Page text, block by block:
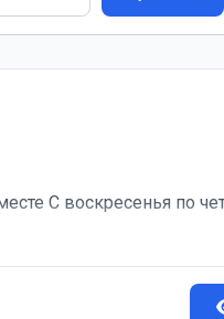
С воскресенья по